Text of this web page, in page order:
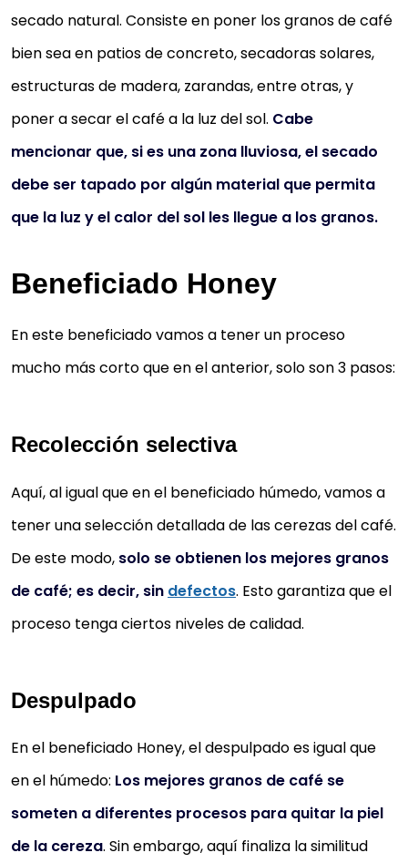
secado natural. Consiste en poner los granos de café
bien sea en patios de concreto, secadoras solares,
estructuras de madera, zarandas, entre otras, y
poner a secar el café a la luz del sol. Cabe
mencionar que, si es una zona lluviosa, el secado
debe ser tapado por algún material que permita
que la luz y el calor del sol les llegue a los granos.
Beneficiado Honey
En este beneficiado vamos a tener un proceso
mucho más corto que en el anterior, solo son 3 pasos:
Recolección selectiva
Aquí, al igual que en el beneficiado húmedo, vamos a
tener una selección detallada de las cerezas del café.
De este modo, solo se obtienen los mejores granos
de café; es decir, sin defectos. Esto garantiza que el
proceso tenga ciertos niveles de calidad.
Despulpado
En el beneficiado Honey, el despulpado es igual que
en el húmedo: Los mejores granos de café se
someten a diferentes procesos para quitar la piel
de la cereza. Sin embargo, aquí finaliza la similitud